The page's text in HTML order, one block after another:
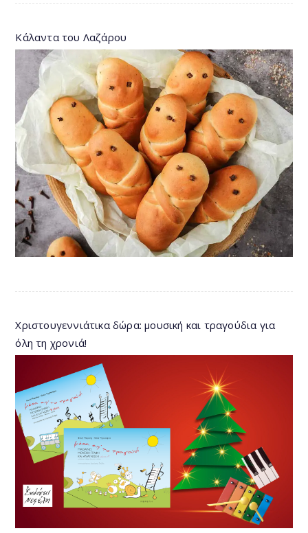
Κάλαντα του Λαζάρου
Χριστουγεννιάτικα δώρα: μουσική και τραγούδια για
όλη τη χρονιά!